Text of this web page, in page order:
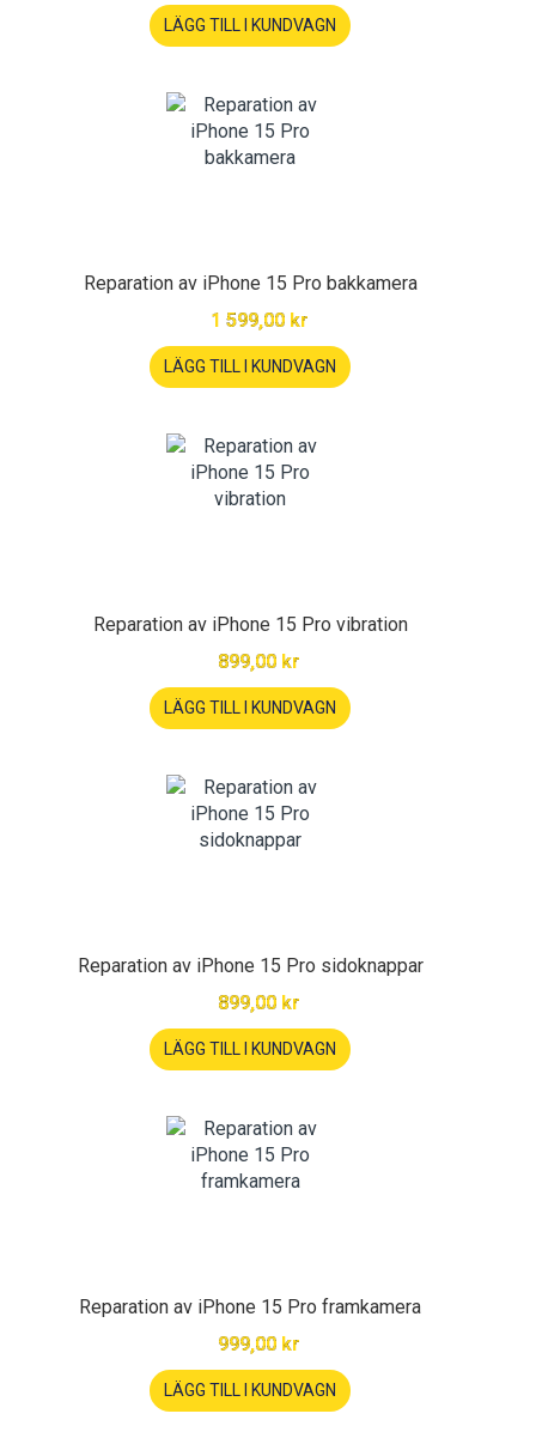
LÄGG TILL I KUNDVAGN
Reparation av iPhone 15 Pro bakkamera
1 599,00 kr
LÄGG TILL I KUNDVAGN
Reparation av iPhone 15 Pro vibration
899,00 kr
LÄGG TILL I KUNDVAGN
Reparation av iPhone 15 Pro sidoknappar
899,00 kr
LÄGG TILL I KUNDVAGN
Reparation av iPhone 15 Pro framkamera
999,00 kr
LÄGG TILL I KUNDVAGN